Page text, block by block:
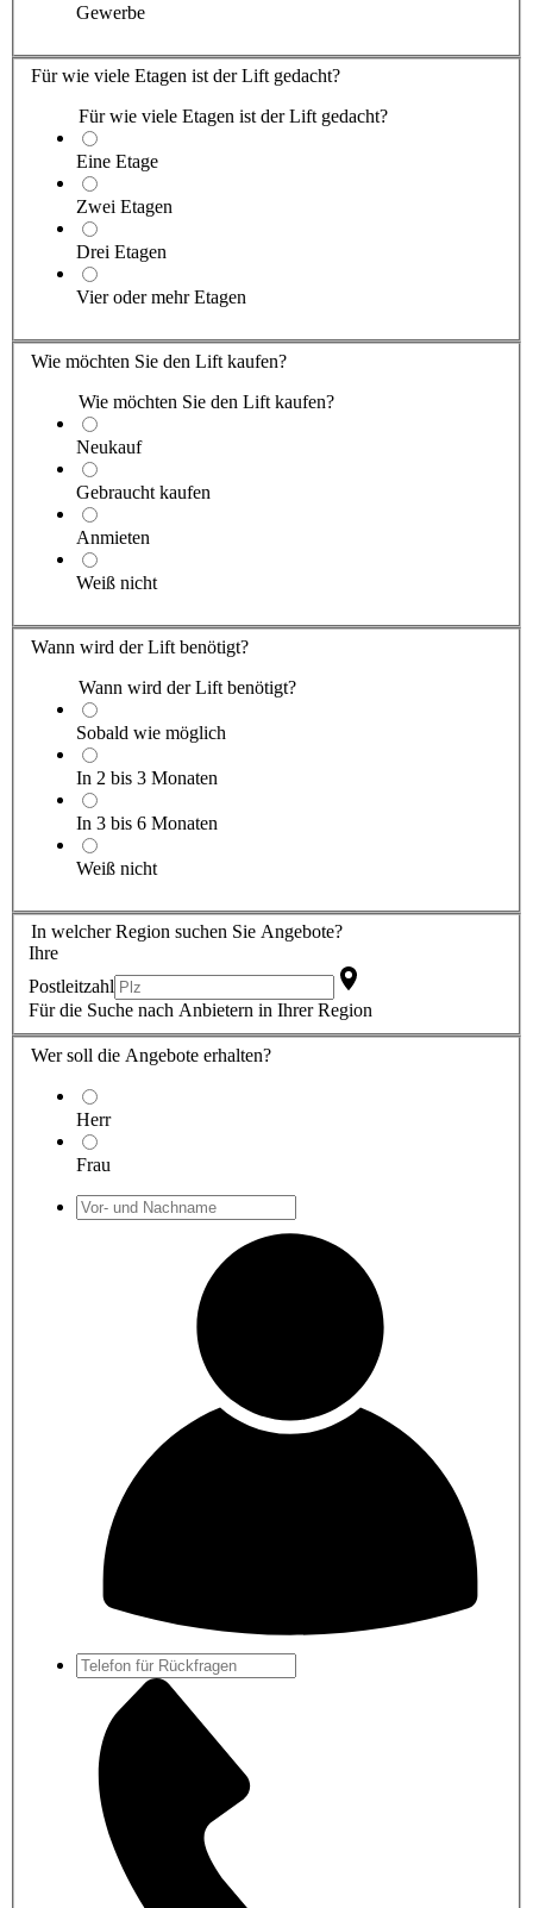
Gewerbe
Für wie viele Etagen ist der Lift gedacht?
Für wie viele Etagen ist der Lift gedacht?
Eine Etage
Zwei Etagen
Drei Etagen
Vier oder mehr Etagen
Wie möchten Sie den Lift kaufen?
Wie möchten Sie den Lift kaufen?
Neukauf
Gebraucht kaufen
Anmieten
Weiß nicht
Wann wird der Lift benötigt?
Wann wird der Lift benötigt?
Sobald wie möglich
In 2 bis 3 Monaten
In 3 bis 6 Monaten
Weiß nicht
In welcher Region suchen Sie Angebote?
Ihre
Postleitzahl
Für die Suche nach Anbietern in Ihrer Region
Wer soll die Angebote erhalten?
Herr
Frau